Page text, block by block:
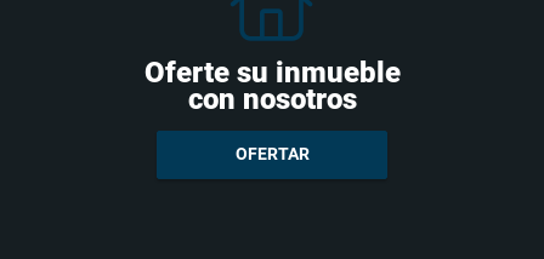
Oferte su inmueble
con nosotros
OFERTAR